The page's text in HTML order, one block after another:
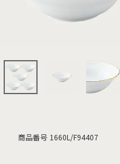
商品番号 1660L/F94407